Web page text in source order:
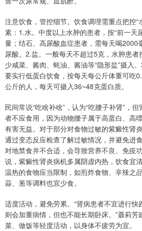
注意饮食，管控细节。饮食调理需重点把控“
素：1.水。中度以上水肿的患者，按“前一天
量；结石、高尿酸血症患者，需每天喝2000
尿酸。2.盐。一般每天不超过5克，水肿患
少咸菜、酱肉、蚝油、酱油等“隐形盐”摄入
要实行低蛋白饮食，按每天每公斤体重可吃
公斤的人，每天可摄入36~48克蛋白质。
民间常说“吃啥补啥”，认为“吃腰子补肾”，
者不应食用，因为动物腰子属于高蛋白、高
有害无益。对于部分对食物过敏的紫癜性肾
通过变态反应检查了解过敏情况，并避免进
对地禁食并不合适，会导致营养不良、免疫
说，紫癜性肾炎病机多属阴虚内热，饮食宜
温热的食物应当限制，如煎炸食物、辛辣之
蒜、葱等调料也宜少食。
适度活动，避免劳累。“肾病患者不宜进行
则会加重病情，但也不能长期卧床。”聂莉
菜、做饭等轻度活动，以身体不疲劳为宜。